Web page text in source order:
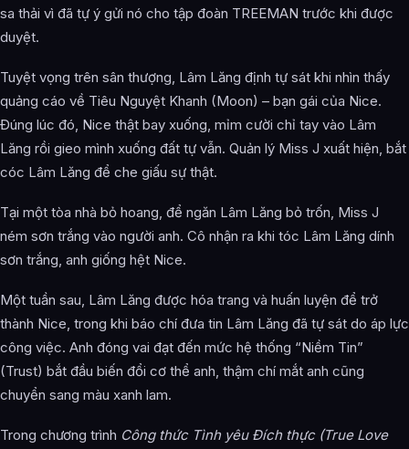
sa thải vì đã tự ý gửi nó cho tập đoàn TREEMAN trước khi được
duyệt.
Tuyệt vọng trên sân thượng, Lâm Lăng định tự sát khi nhìn thấy
quảng cáo về Tiêu Nguyệt Khanh (Moon) – bạn gái của Nice.
Đúng lúc đó, Nice thật bay xuống, mỉm cười chỉ tay vào Lâm
Lăng rồi gieo mình xuống đất tự vẫn. Quản lý Miss J xuất hiện, bắt
cóc Lâm Lăng để che giấu sự thật.
Tại một tòa nhà bỏ hoang, để ngăn Lâm Lăng bỏ trốn, Miss J
ném sơn trắng vào người anh. Cô nhận ra khi tóc Lâm Lăng dính
sơn trắng, anh giống hệt Nice.
Một tuần sau, Lâm Lăng được hóa trang và huấn luyện để trở
thành Nice, trong khi báo chí đưa tin Lâm Lăng đã tự sát do áp lực
công việc. Anh đóng vai đạt đến mức hệ thống “Niềm Tin”
(Trust) bắt đầu biến đổi cơ thể anh, thậm chí mắt anh cũng
chuyển sang màu xanh lam.
Trong chương trình Công thức Tình yêu Đích thực (True Love